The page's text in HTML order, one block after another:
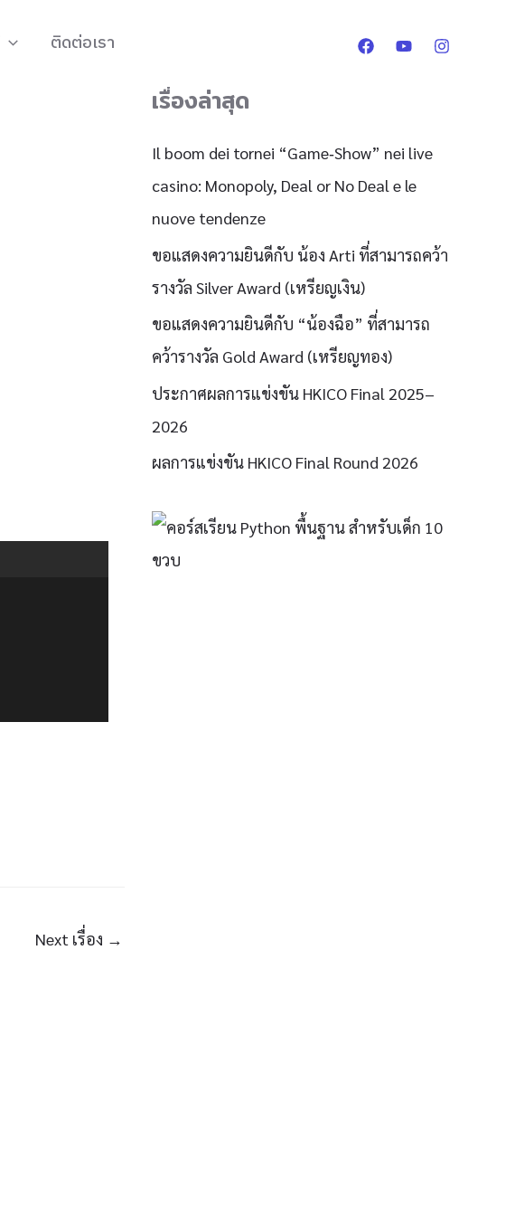
ติดต่อเรา
Next เรื่อง →
เรื่องล่าสุด
Il boom dei tornei “Game‑Show” nei live
casino: Monopoly, Deal or No Deal e le
nuove tendenze
ขอแสดงความยินดีกับ น้อง Arti ที่สามารถคว้า
รางวัล Silver Award (เหรียญเงิน)
ขอแสดงความยินดีกับ “น้องฉือ” ที่สามารถ
คว้ารางวัล Gold Award (เหรียญทอง)
ประกาศผลการแข่งขัน HKICO Final 2025–
2026
ผลการแข่งขัน HKICO Final Round 2026